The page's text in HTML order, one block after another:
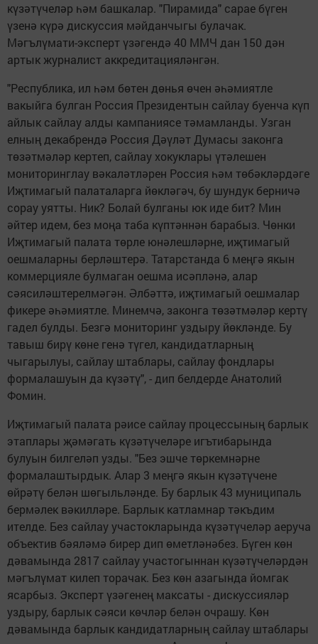
күзәтүчеләр һәм башкалар. "Пирамида" сарае бүген
үзенә күрә дискуссия мәйданчыгы булачак.
Мәгълүмати-эксперт үзәгендә 40 ММЧ дан 150 дән
артык журналист аккредитацияләнгән.
"Республика, ил һәм бөтен дөнья өчен әһәмиятле
вакыйга булган Россия Президентын сайлау буенча күп
айлык сайлау алды кампаниясе тәмамланды. Узган
елның декабрендә Россия Дәүләт Думасы законга
төзәтмәләр кертеп, сайлау хокуклары үтәлешен
мониторинглау вәкаләтләрен Россия һәм төбәкләрдәге
Иҗтимагый палаталарга йөкләгәч, бу шундук берничә
сорау уятты. Ник? Болай булганы юк иде бит? Мин
әйтер идем, без моңа таба күптәннән барабыз. Чөнки
Иҗтимагый палата төрле юнәлешләрне, иҗтимагый
оешмаларны берләштерә. Татарстанда 6 меңгә якын
коммерцияле булмаган оешма исәпләнә, алар
сәясиләштерелмәгән. Әлбәттә, иҗтимагый оешмалар
фикере әһәмиятле. Минемчә, законга төзәтмәләр кертү
гадел булды. Безгә мониторинг уздыру йөкләнде. Бу
тавыш бирү көне генә түгел, кандидатларның
чыгарылуы, сайлау штаблары, сайлау фондлары
формалашуын да күзәтү", - дип белдерде Анатолий
Фомин.
Иҗтимагый палата рәисе сайлау процессының барлык
этаплары җәмәгать күзәтүчеләре игътибарында
булуын билгеләп узды. "Без эшче төркемнәрне
формалаштырдык. Алар 3 меңгә якын күзәтүчене
өйрәтү белән шөгыльләнде. Бу барлык 43 муниципаль
бермәлек вәкилләре. Барлык катламнар тәкъдим
ителде. Без сайлау участокларында күзәтүчеләр аеруча
объектив бәяләмә бирер дип өметләнәбез. Бүген көн
дәвамында 2817 сайлау участогыннан күзәтүчеләрдән
мәгълүмат килеп торачак. Без көн азагында йомгак
ясарбыз. Эксперт үзәгенең максаты - дискуссияләр
уздыру, барлык сәяси көчләр белән очрашу. Көн
дәвамында барлык кандидатларның сайлау штаблары